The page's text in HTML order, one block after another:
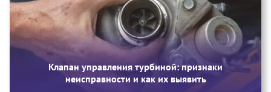
Клапан управления турбиной: признаки
неисправности и как их выявить